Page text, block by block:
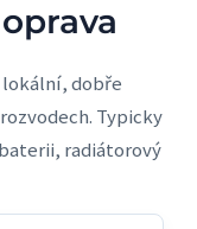
lokální, dobře
Typicky
radiátorový